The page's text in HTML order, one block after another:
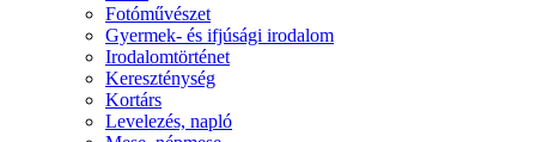
Fotóművészet
Gyermek- és ifjúsági irodalom
Irodalomtörténet
Kereszténység
Kortárs
Levelezés, napló